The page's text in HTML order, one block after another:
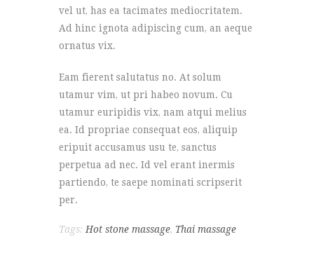
vel ut, has ea tacimates mediocritatem.
Ad hinc ignota adipiscing cum, an aeque
ornatus vix.
Eam fierent salutatus no. At solum
utamur vim, ut pri habeo novum. Cu
utamur euripidis vix, nam atqui melius
ea. Id propriae consequat eos, aliquip
eripuit accusamus usu te, sanctus
perpetua ad nec. Id vel erant inermis
partiendo, te saepe nominati scripserit
per.
Tags: Hot stone massage, Thai massage